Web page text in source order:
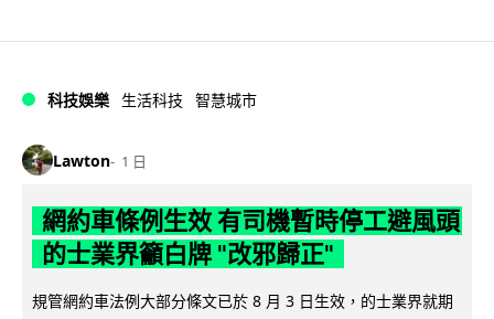
科技娛樂 生活科技 智慧城市
Lawton 1 日
網約車條例生效 有司機暫時停工避風頭
的士業界籲白牌 "改邪歸正"
規管網約車法例大部分條文已於 8 月 3 日生效，的士業界就期